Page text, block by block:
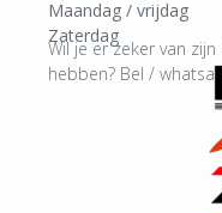
Maandag / vrijdag
Zaterdag
Wil je er zeker van
hebben? Bel /